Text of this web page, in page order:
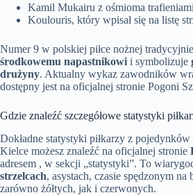
Kamil Mukairu z ośmioma
Koulouris, który wpisał się na listę
Numer 9 w polskiej piłce nożnej
środkowemu napastnikowi i symbolizuje
drużyny. Aktualny wykaz zawodników
dostępny jest na oficjalnej stronie Pogoni
Gdzie znaleźć szczegółowe statystyki
Dokładne statystyki piłkarzy z
Kielce możesz znaleźć na oficjalnej stronie
adresem , w sekcji „statystyki”. To
strzelcach, asystach, czasie spędzonym na
zarówno żółtych, jak i czerwonych.